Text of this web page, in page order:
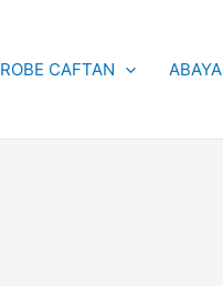
ROBE CAFTAN ABAYA